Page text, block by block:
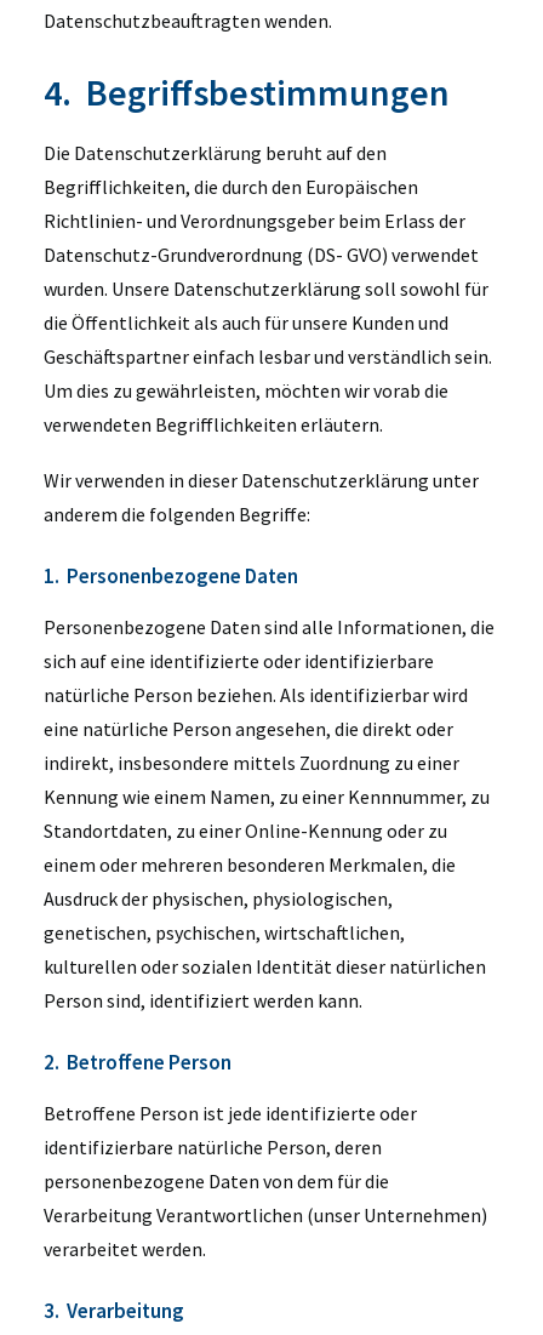
Datenschutzbeauftragten wenden.
4. Begriffsbestimmungen
Die Datenschutzerklärung beruht auf den
Begrifflichkeiten, die durch den Europäischen
Richtlinien- und Verordnungsgeber beim Erlass der
Datenschutz-Grundverordnung (DS- GVO) verwendet
wurden. Unsere Datenschutzerklärung soll sowohl für
die Öffentlichkeit als auch für unsere Kunden und
Geschäftspartner einfach lesbar und verständlich sein.
Um dies zu gewährleisten, möchten wir vorab die
verwendeten Begrifflichkeiten erläutern.
Wir verwenden in dieser Datenschutzerklärung unter
anderem die folgenden Begriffe:
1. Personenbezogene Daten
Personenbezogene Daten sind alle Informationen, die
sich auf eine identifizierte oder identifizierbare
natürliche Person beziehen. Als identifizierbar wird
eine natürliche Person angesehen, die direkt oder
indirekt, insbesondere mittels Zuordnung zu einer
Kennung wie einem Namen, zu einer Kennnummer, zu
Standortdaten, zu einer Online-Kennung oder zu
einem oder mehreren besonderen Merkmalen, die
Ausdruck der physischen, physiologischen,
genetischen, psychischen, wirtschaftlichen,
kulturellen oder sozialen Identität dieser natürlichen
Person sind, identifiziert werden kann.
2. Betroffene Person
Betroffene Person ist jede identifizierte oder
identifizierbare natürliche Person, deren
personenbezogene Daten von dem für die
Verarbeitung Verantwortlichen (unser Unternehmen)
verarbeitet werden.
3. Verarbeitung